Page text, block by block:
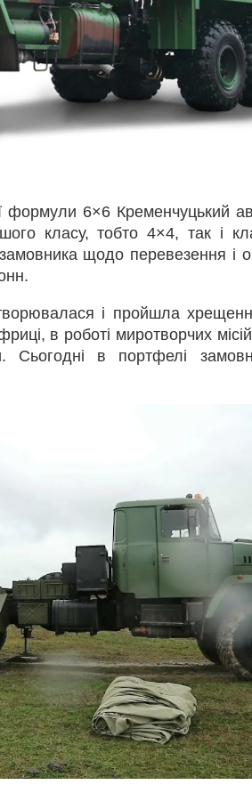
формули 6×6 Кременчуцький
класу, тобто 4×4, так і
щодо перевезення і
і пройшла
в роботі миротворчих
Сьогодні в портфелі